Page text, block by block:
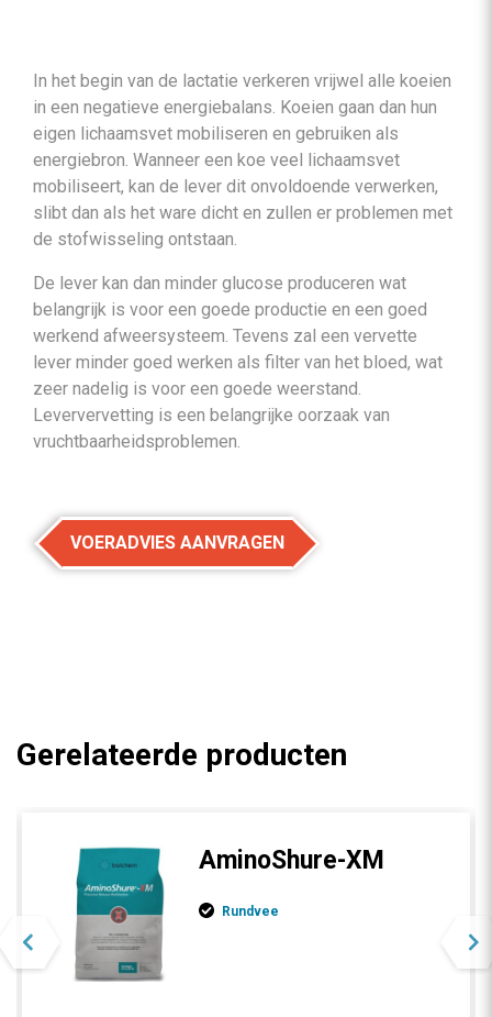
In het begin van de lactatie verkeren vrijwel alle koeien
in een negatieve energiebalans. Koeien gaan dan hun
eigen lichaamsvet mobiliseren en gebruiken als
energiebron. Wanneer een koe veel lichaamsvet
mobiliseert, kan de lever dit onvoldoende verwerken,
slibt dan als het ware dicht en zullen er problemen met
de stofwisseling ontstaan.
De lever kan dan minder glucose produceren wat
belangrijk is voor een goede productie en een goed
werkend afweersysteem. Tevens zal een vervette
lever minder goed werken als filter van het bloed, wat
zeer nadelig is voor een goede weerstand.
Leververvetting is een belangrijke oorzaak van
vruchtbaarheidsproblemen.
VOERADVIES AANVRAGEN
Gerelateerde producten
AminoShure-XM
Rundvee